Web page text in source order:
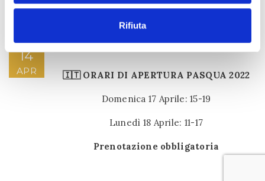
Rifiuta
14
APR 🇮🇹 ORARI DI APERTURA PASQUA 2022
Domenica 17 Aprile: 15-19
Lunedì 18 Aprile: 11-17
Prenotazione obbligatoria